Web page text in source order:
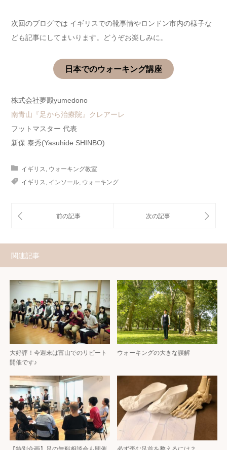
次回のブログでは イギリスでの靴事情やロンドン市内の様子な
ども記事にしてまいります。どうぞお楽しみに。
日本でのウォーキング講座
株式会社夢殿yumedono
南青山『足から治療院』クレアーレ
フットマスター 代表
新保 泰秀(Yasuhide SHINBO)
イギリス, ウォーキング教室
イギリス, インソール, ウォーキング
関連記事
大好評！今週末は富山でのリピート
開催です♪
ウォーキングの大きな誤解